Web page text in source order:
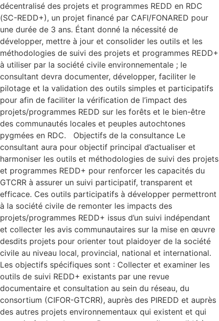
décentralisé des projets et programmes REDD en RDC
(SC-REDD+), un projet financé par CAFI/FONARED pour
une durée de 3 ans. Étant donné la nécessité de
développer, mettre à jour et consolider les outils et les
méthodologies de suivi des projets et programmes REDD+
à utiliser par la société civile environnementale ; le
consultant devra documenter, développer, faciliter le
pilotage et la validation des outils simples et participatifs
pour afin de faciliter la vérification de l’impact des
projets/programmes REDD sur les forêts et le bien-être
des communautés locales et peuples autochtones
pygmées en RDC. Objectifs de la consultance Le
consultant aura pour objectif principal d’actualiser et
harmoniser les outils et méthodologies de suivi des projets
et programmes REDD+ pour renforcer les capacités du
GTCRR à assurer un suivi participatif, transparent et
efficace. Ces outils participatifs à développer permettront
à la société civile de remonter les impacts des
projets/programmes REDD+ issus d’un suivi indépendant
et collecter les avis communautaires sur la mise en œuvre
desdits projets pour orienter tout plaidoyer de la société
civile au niveau local, provincial, national et international.
Les objectifs spécifiques sont : Collecter et examiner les
outils de suivi REDD+ existants par une revue
documentaire et consultation au sein du réseau, du
consortium (CIFOR-GTCRR), auprès des PIREDD et auprès
des autres projets environnementaux qui existent et qui